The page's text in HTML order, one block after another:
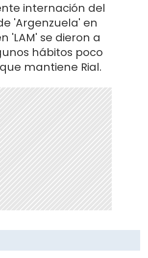
internación del
'Argenzuela' en
'LAM' se dieron a
hábitos poco
mantiene Rial.